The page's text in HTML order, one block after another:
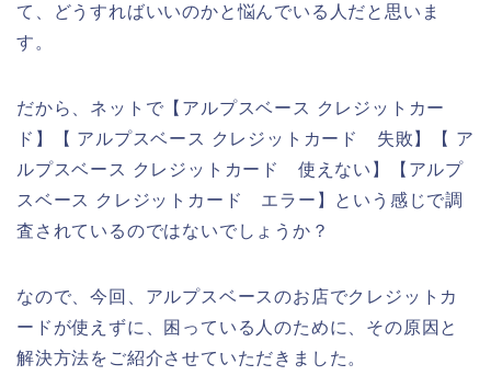
て、どうすればいいのかと悩んでいる人だと思いま
す。
だから、ネットで【アルプスベース クレジットカー
ド】【 アルプスベース クレジットカード 失敗】【 ア
ルプスベース クレジットカード 使えない】【アルプ
スベース クレジットカード エラー】という感じで調
査されているのではないでしょうか？
なので、今回、アルプスベースのお店でクレジットカ
ードが使えずに、困っている人のために、その原因と
解決方法をご紹介させていただきました。